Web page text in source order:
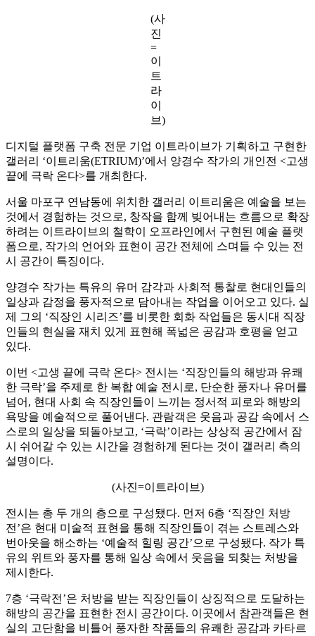
(사
진
=
이
트
라
이
브)
디지털 플랫폼 구축 전문 기업 이트라이브가 기획하고 구현한
갤러리 ‘이트리움(ETRIUM)’에서 양경수 작가의 개인전 <고생
끝에 극락 온다>를 개최한다.
서울 마포구 연남동에 위치한 갤러리 이트리움은 예술을 보는
것에서 경험하는 것으로, 창작을 함께 빚어내는 흐름으로 확장
하려는 이트라이브의 철학이 오프라인에서 구현된 예술 플랫
폼으로, 작가의 언어와 표현이 공간 전체에 스며들 수 있는 전
시 공간이 특징이다.
양경수 작가는 특유의 유머 감각과 사회적 통찰로 현대인들의
일상과 감정을 풍자적으로 담아내는 작업을 이어오고 있다. 실
제 그의 ‘직장인 시리즈’를 비롯한 회화 작업들은 동시대 직장
인들의 현실을 재치 있게 표현해 폭넓은 공감과 호평을 얻고
있다.
이번 <고생 끝에 극락 온다> 전시는 ‘직장인들의 해방과 유쾌
한 극락’을 주제로 한 복합 예술 전시로, 단순한 풍자나 유머를
넘어, 현대 사회 속 직장인들이 느끼는 정서적 피로와 해방의
욕망을 예술적으로 풀어낸다. 관람객은 웃음과 공감 속에서 스
스로의 일상을 되돌아보고, ‘극락’이라는 상상적 공간에서 잠
시 쉬어갈 수 있는 시간을 경험하게 된다는 것이 갤러리 측의
설명이다.
(사진=이트라이브)
전시는 총 두 개의 층으로 구성됐다. 먼저 6층 ‘직장인 처방
전’은 현대 미술적 표현을 통해 직장인들이 겪는 스트레스와
번아웃을 해소하는 ‘예술적 힐링 공간’으로 구성됐다. 작가 특
유의 위트와 풍자를 통해 일상 속에서 웃음을 되찾는 처방을
제시한다.
7층 ‘극락전’은 처방을 받는 직장인들이 상징적으로 도달하는
해방의 공간을 표현한 전시 공간이다. 이곳에서 참관객들은 현
실의 고단함을 비틀어 풍자한 작품들의 유쾌한 공감과 카타르